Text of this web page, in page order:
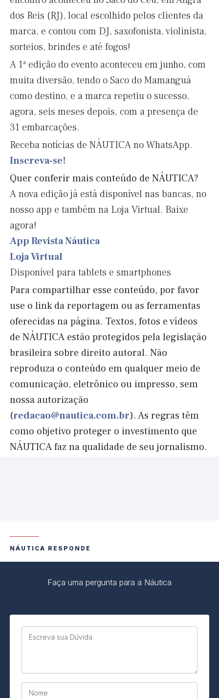
dos Reis (RJ), local escolhido pelos clientes da
marca, e contou com DJ, saxofonista, violinista,
sorteios, brindes e até fogos!
A 1ª edição do evento aconteceu em junho, com
muita diversão, tendo o Saco do Mamanguá
como destino, e a marca repetiu o sucesso,
agora, seis meses depois, com a presença de
31 embarcações.
Receba notícias de NÁUTICA no WhatsApp.
Inscreva-se!
Quer conferir mais conteúdo de NÁUTICA?
A nova edição já está disponível nas bancas, no
nosso app e também na Loja Virtual. Baixe
agora!
App Revista Náutica
Loja Virtual
Disponível para tablets e smartphones
Para compartilhar esse conteúdo, por favor
use o link da reportagem ou as ferramentas
oferecidas na página. Textos, fotos e vídeos
de NÁUTICA estão protegidos pela legislação
brasileira sobre direito autoral. Não
reproduza o conteúdo em qualquer meio de
comunicação, eletrônico ou impresso, sem
nossa autorização
(redacao@nautica.com.br). As regras têm
como objetivo proteger o investimento que
NÁUTICA faz na qualidade de seu jornalismo.
NÁUTICA RESPONDE
Faça uma pergunta para a Náutica
Escreva sua Dúvida
Nome